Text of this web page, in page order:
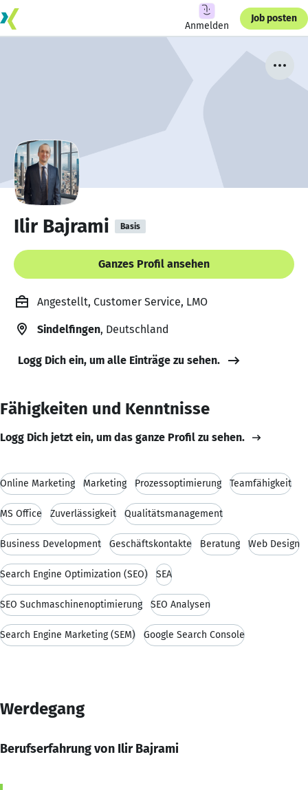
Anmelden
Job posten
Ilir Bajrami Basis
Ganzes Profil ansehen
Angestellt, Customer Service, LMO
Sindelfingen, Deutschland
Logg Dich ein, um alle Einträge zu sehen.
Fähigkeiten und Kenntnisse
Logg Dich jetzt ein, um das ganze Profil zu sehen.
Online Marketing Marketing Prozessoptimierung Teamfähigkeit
MS Office Zuverlässigkeit Qualitätsmanagement
Business Development Geschäftskontakte Beratung Web Design
Search Engine Optimization (SEO) SEA
SEO Suchmaschinenoptimierung SEO Analysen
Search Engine Marketing (SEM) Google Search Console
Werdegang
Berufserfahrung von Ilir Bajrami